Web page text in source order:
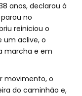
anos, declarou à
no
reiniciou o
um aclive, o
marcha e em
movimento, o
do caminhão e,